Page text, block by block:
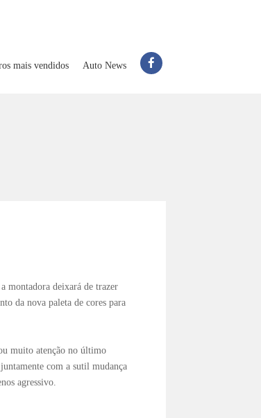
mais vendidos Auto News
a montadora deixará de trazer
da nova paleta de cores para
muito atenção no último
com a sutil mudança
agressivo.